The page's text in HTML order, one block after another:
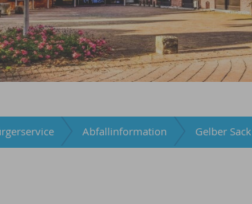
Abfallinformation Gelber Sack